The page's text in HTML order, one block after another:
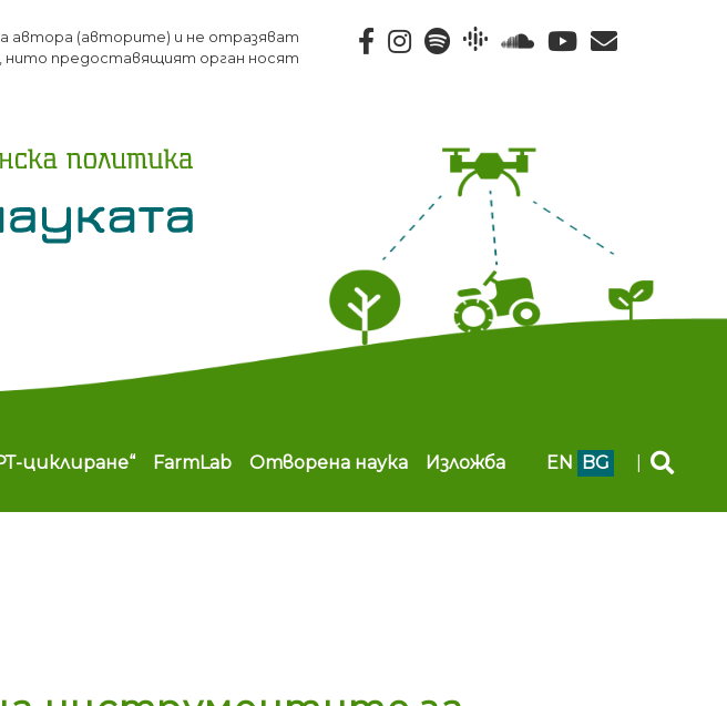
автора (авторите) и не отразяват
нито предоставящият орган носят
циклиране“ FarmLab Отворена наука Изложба EN BG